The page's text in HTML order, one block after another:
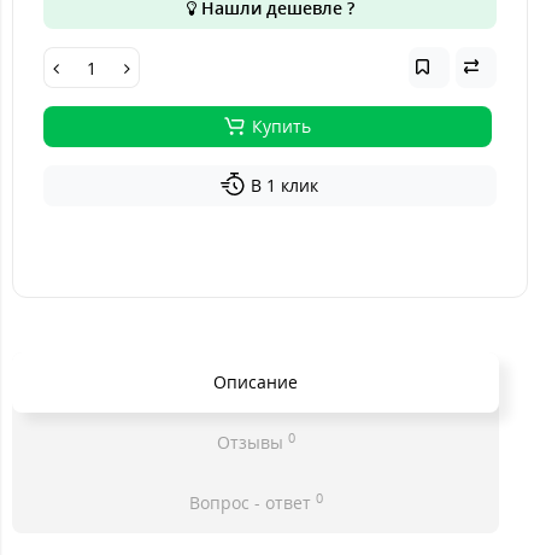
Нашли дешевле ?
Купить
В 1 клик
Описание
Отзывы 0
Вопрос - ответ 0